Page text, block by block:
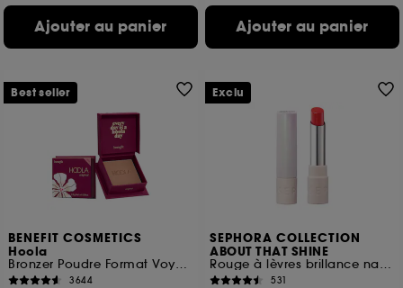
Ajouter au panier Ajouter au panier
BENEFIT COSMETICS
Hoola
Bronzer Poudre Format Voyage
3644
Best seller
SEPHORA COLLECTION
ABOUT THAT SHINE
Rouge à lèvres brillance naturelle
531
Exclu